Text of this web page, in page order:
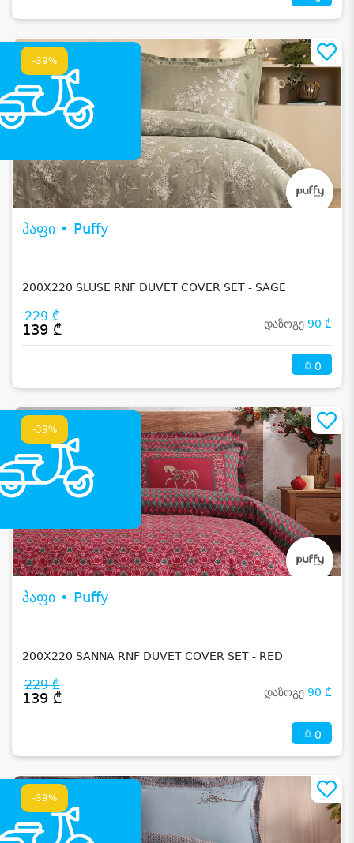
-39%
პაფი • Puffy
200X220 SLUSE RNF DUVET COVER SET - SAGE
229 ₾
139 ₾ დაზოგე 90 ₾
0
-39%
პაფი • Puffy
200X220 SANNA RNF DUVET COVER SET - RED
229 ₾
139 ₾ დაზოგე 90 ₾
0
-39%